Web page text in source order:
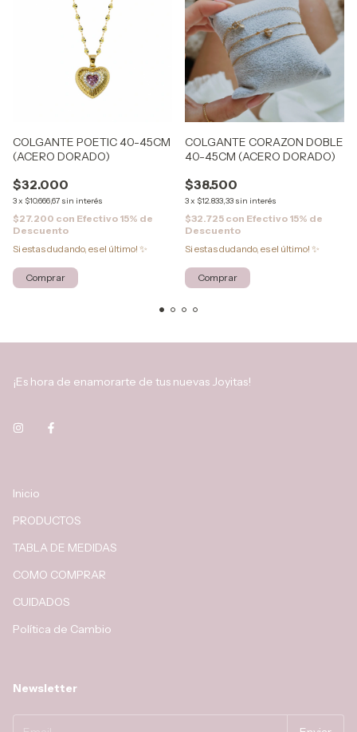
COLGANTE POETIC 40-45CM
(ACERO DORADO)
$32.000
3x $10.666,67 sin interés
$27.200 con Efectivo 15% de
Descuento
Si estas dudando, es el último! ✨
COLGANTE CORAZON DOBLE
40-45CM (ACERO DORADO)
$38.500
3x $12.833,33 sin interés
$32.725 con Efectivo 15% de
Descuento
Si estas dudando, es el último! ✨
¡Es hora de enamorarte de tus nuevas Joyitas!
Inicio
PRODUCTOS
TABLA DE MEDIDAS
COMO COMPRAR
CUIDADOS
Política de Cambio
Newsletter